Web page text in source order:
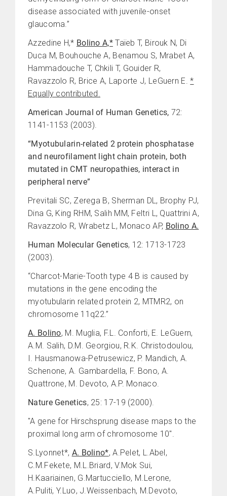
disease associated with juvenile-onset
glaucoma.”
Azzedine H,* Bolino A,*Taïeb T, Birouk N, Di
Duca M, Bouhouche A, Benamou S, Mrabet A,
Hammadouche T, Chkili T, Gouider R,
Ravazzolo R, Brice A, Laporte J, LeGuern E.*
Equally contributed.
American Journal of Human Genetics, 72:
1141-1153 (2003).
“Myotubularin-related 2 protein phosphatase
and neurofilament light chain protein, both
mutated in CMT neuropathies, interact in
peripheral nerve”
Previtali SC, Zerega B, Sherman DL, Brophy PJ,
Dina G, King RHM, Salih MM, Feltri L, Quattrini A,
Ravazzolo R, Wrabetz L, Monaco AP, Bolino A.
Human Molecular Genetics, 12: 1713-1723
(2003).
“Charcot-Marie-Tooth type 4 B is caused by
mutations in the gene encoding the
myotubularin related protein 2, MTMR2, on
chromosome 11q22.”
A. Bolino, M. Muglia, F.L. Conforti, E. LeGuern,
A.M. Salih, D.M. Georgiou, R.K. Christodoulou,
I. Hausmanowa-Petrusewicz, P. Mandich, A.
Schenone, A. Gambardella, F. Bono, A.
Quattrone, M. Devoto, A.P. Monaco.
Nature Genetics, 25: 17-19 (2000).
"A gene for Hirschsprung disease maps to the
proximal long arm of chromosome 10".
S.Lyonnet*, A. Bolino*, A.Pelet, L.Abel,
C.M.Fekete, M.L.Briard, V.Mok Sui,
H.Kaariainen, G.Martucciello, M.Lerone,
A.Puliti, Y.Luo, J.Weissenbach, M.Devoto,